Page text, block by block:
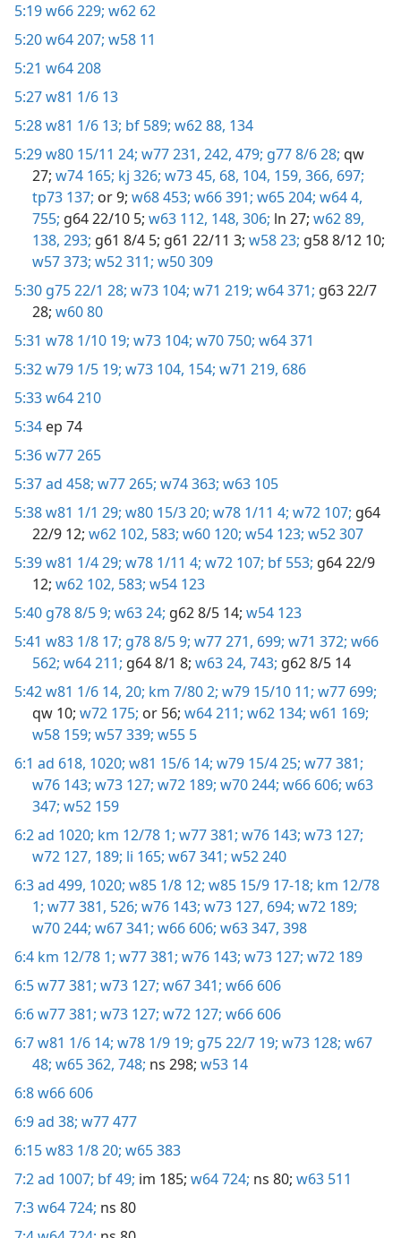
5:19w66 229; w62 62
5:20w64 207; w58 11
5:21 w64 208
5:27w81 1/6 13
5:28w81 1/6 13; bf 589; w62 88, 134
5:29w80 15/11 24; w77 231, 242, 479; g77 8/6 28; qw
27; w74 165; kj 326; w73 45, 68, 104, 159, 366, 697;
tp73 137; or 9; w68 453; w66 391; w65 204; w64 4,
755; g64 22/10 5; w63 112, 148, 306; ln 27; w62 89,
138, 293; g61 8/4 5; g61 22/11 3; w58 23; g58 8/12 10;
w57 373; w52 311; w50 309
5:30 g75 22/1 28; w73 104; w71 219; w64 371; g63 22/7
28; w60 80
5:31 w78 1/10 19; w73 104; w70 750; w64 371
5:32w79 1/5 19; w73 104, 154; w71 219, 686
5:33w64 210
5:34 ep 74
5:36w77 265
5:37ad 458; w77 265; w74 363; w63 105
5:38w81 1/1 29; w80 15/3 20; w78 1/11 4; w72 107; g64
22/9 12; w62 102, 583; w60 120; w54 123; w52 307
5:39w81 1/4 29; w78 1/11 4; w72 107; bf 553; g64 22/9
12; w62 102, 583; w54 123
5:40 g78 8/5 9; w63 24; g62 8/5 14; w54 123
5:41 w83 1/8 17; g78 8/5 9; w77 271, 699; w71 372; w66
562; w64 211; g64 8/1 8; w63 24, 743; g62 8/5 14
5:42w81 1/6 14, 20; km 7/80 2; w79 15/10 11; w77 699;
qw 10; w72 175; or 56; w64 211; w62 134; w61 169;
w58 159; w57 339; w55 5
6:1 ad 618, 1020; w81 15/6 14; w79 15/4 25; w77 381;
w76 143; w73 127; w72 189; w70 244; w66 606; w63
347; w52 159
6:2ad 1020; km 12/78 1; w77 381; w76 143; w73 127;
w72 127, 189; li 165; w67 341; w52 240
6:3ad 499, 1020; w85 1/8 12; w85 15/9 17-18; km 12/78
1; w77 381, 526; w76 143; w73 127, 694; w72 189;
w70 244; w67 341; w66 606; w63 347, 398
6:4 km 12/78 1; w77 381; w76 143; w73 127; w72 189
6:5w77 381; w73 127; w67 341; w66 606
6:6w77 381; w73 127; w72 127; w66 606
6:7w81 1/6 14; w78 1/9 19; g75 22/7 19; w73 128; w67
48; w65 362, 748; ns 298; w53 14
6:8w66 606
6:9ad 38; w77 477
6:15w83 1/8 20; w65 383
7:2ad 1007; bf 49; im 185; w64 724; ns 80; w63 511
7:3w64 724; ns 80